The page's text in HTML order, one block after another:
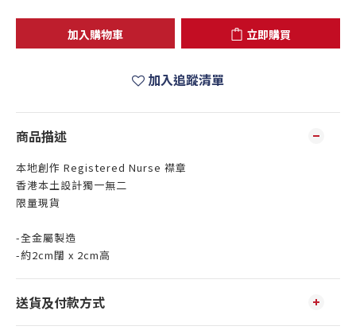
加入購物車 立即購買
加入追蹤清單
商品描述
本地創作 Registered Nurse 襟章
香港本土設計獨一無二
限量現貨
-全金屬製造
-約2cm闊 x 2cm高
送貨及付款方式